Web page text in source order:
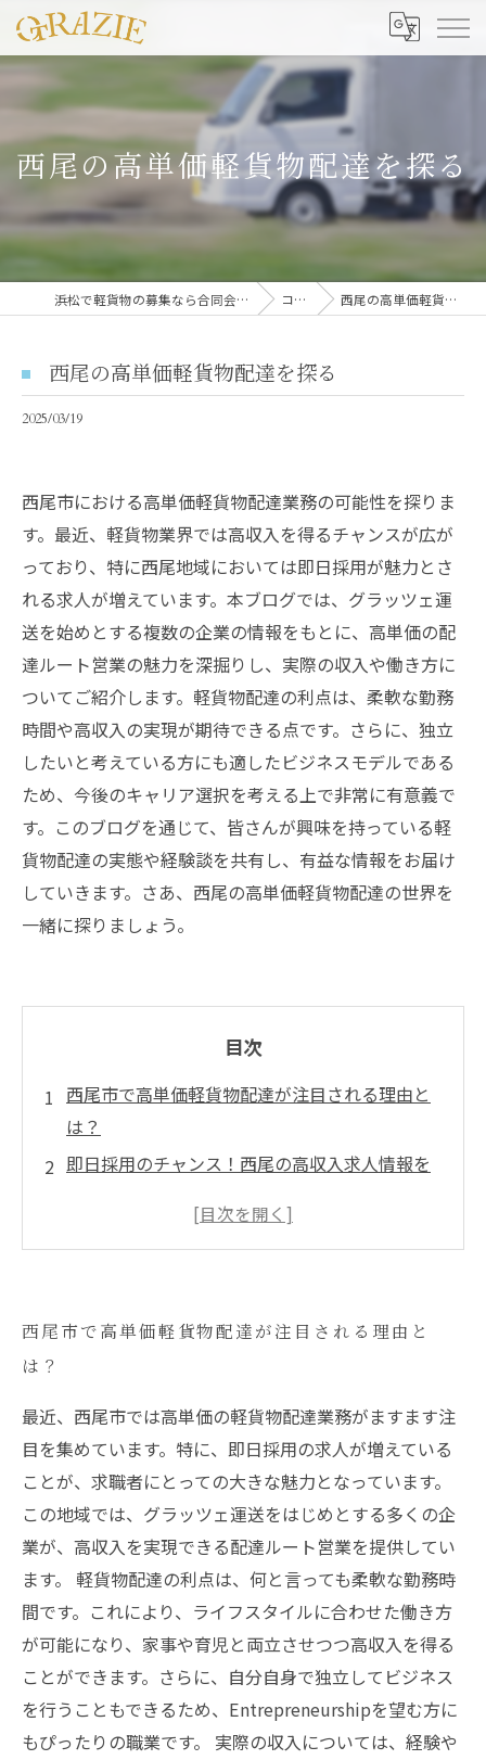
西尾の高単価軽貨物配達を探る
浜松で軽貨物の募集なら合同会社グラッツェ運送 コラム 西尾の高単価軽貨物配達を探る
西尾の高単価軽貨物配達を探る
2025/03/19
西尾市における高単価軽貨物配達業務の可能性を探りま
す。最近、軽貨物業界では高収入を得るチャンスが広が
っており、特に西尾地域においては即日採用が魅力とさ
れる求人が増えています。本ブログでは、グラッツェ運
送を始めとする複数の企業の情報をもとに、高単価の配
達ルート営業の魅力を深掘りし、実際の収入や働き方に
ついてご紹介します。軽貨物配達の利点は、柔軟な勤務
時間や高収入の実現が期待できる点です。さらに、独立
したいと考えている方にも適したビジネスモデルである
ため、今後のキャリア選択を考える上で非常に有意義で
す。このブログを通じて、皆さんが興味を持っている軽
貨物配達の実態や経験談を共有し、有益な情報をお届け
していきます。さあ、西尾の高単価軽貨物配達の世界を
一緒に探りましょう。
目次
西尾市で高単価軽貨物配達が注目される理由と
は？
即日採用のチャンス！西尾の高収入求人情報を
グラッツェ運送を通じて見る高単価配達ルート
フスタイル
デルの実情
あなたも挑戦しよう！高単価軽貨物配達の未来
と可能性
西尾市で高単価軽貨物配達が注目される理由と
は？
最近、西尾市では高単価の軽貨物配達業務がますます注
目を集めています。特に、即日採用の求人が増えている
ことが、求職者にとっての大きな魅力となっています。
この地域では、グラッツェ運送をはじめとする多くの企
業が、高収入を実現できる配達ルート営業を提供してい
ます。 軽貨物配達の利点は、何と言っても柔軟な勤務時
間です。これにより、ライフスタイルに合わせた働き方
が可能になり、家事や育児と両立させつつ高収入を得る
ことができます。さらに、自分自身で独立してビジネス
を行うこともできるため、Entrepreneurshipを望む方に
もぴったりの職業です。 実際の収入については、経験や